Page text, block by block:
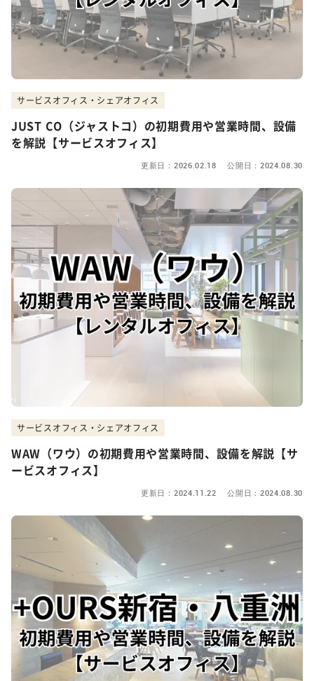
サービスオフィス・シェアオフィス
JUST CO（ジャストコ）の初期費用や営業時間、設備
を解説【サービスオフィス】
更新日：2026.02.18 公開日：2024.08.30
サービスオフィス・シェアオフィス
WAW（ワウ）の初期費用や営業時間、設備を解説【サ
ービスオフィス】
更新日：2024.11.22 公開日：2024.08.30